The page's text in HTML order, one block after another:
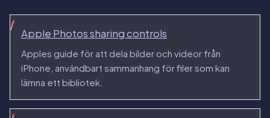
Apple Photos sharing controls
Apples guide för att dela bilder och videor från
iPhone, användbart sammanhang för filer som kan
lämna ett bibliotek.